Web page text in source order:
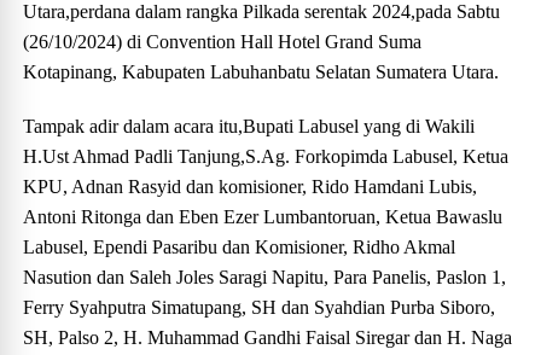
Utara,perdana dalam rangka Pilkada serentak 2024,pada Sabtu
(26/10/2024) di Convention Hall Hotel Grand Suma
Kotapinang, Kabupaten Labuhanbatu Selatan Sumatera Utara.
Tampak adir dalam acara itu,Bupati Labusel yang di Wakili
H.Ust Ahmad Padli Tanjung,S.Ag. Forkopimda Labusel, Ketua
KPU, Adnan Rasyid dan komisioner, Rido Hamdani Lubis,
Antoni Ritonga dan Eben Ezer Lumbantoruan, Ketua Bawaslu
Labusel, Ependi Pasaribu dan Komisioner, Ridho Akmal
Nasution dan Saleh Joles Saragi Napitu, Para Panelis, Paslon 1,
Ferry Syahputra Simatupang, SH dan Syahdian Purba Siboro,
SH, Palso 2, H. Muhammad Gandhi Faisal Siregar dan H. Naga